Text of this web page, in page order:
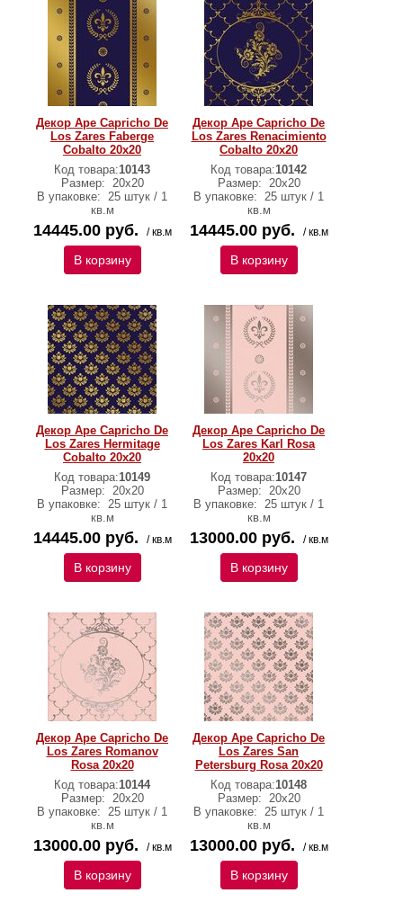
Декор Ape Capricho De
Los Zares Faberge
Cobalto 20x20
Код товара:10143
Размер: 20х20
В упаковке: 25 штук / 1
кв.м
14445.00 руб. / кв.м
В корзину
Декор Ape Capricho De
Los Zares Renacimiento
Cobalto 20x20
Код товара:10142
Размер: 20х20
В упаковке: 25 штук / 1
кв.м
14445.00 руб. / кв.м
В корзину
Декор Ape Capricho De
Los Zares Hermitage
Cobalto 20x20
Код товара:10149
Размер: 20х20
В упаковке: 25 штук / 1
кв.м
14445.00 руб. / кв.м
В корзину
Декор Ape Capricho De
Los Zares Karl Rosa
20x20
Код товара:10147
Размер: 20x20
В упаковке: 25 штук / 1
кв.м
13000.00 руб. / кв.м
В корзину
Декор Ape Capricho De
Los Zares Romanov
Rosa 20x20
Код товара:10144
Размер: 20x20
В упаковке: 25 штук / 1
кв.м
13000.00 руб. / кв.м
В корзину
Декор Ape Capricho De
Los Zares San
Petersburg Rosa 20x20
Код товара:10148
Размер: 20x20
В упаковке: 25 штук / 1
кв.м
13000.00 руб. / кв.м
В корзину